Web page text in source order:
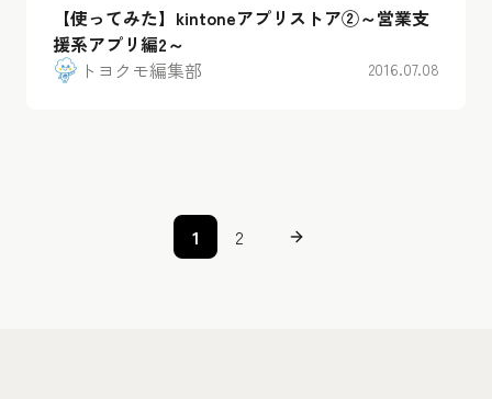
【使ってみた】kintoneアプリストア②～営業支
援系アプリ編2～
トヨクモ編集部
2016.07.08
1 2